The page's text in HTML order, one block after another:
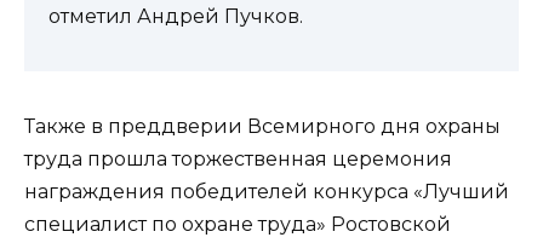
отметил Андрей Пучков.
Также в преддверии Всемирного дня охраны
труда прошла торжественная церемония
награждения победителей конкурса «Лучший
специалист по охране труда» Ростовской